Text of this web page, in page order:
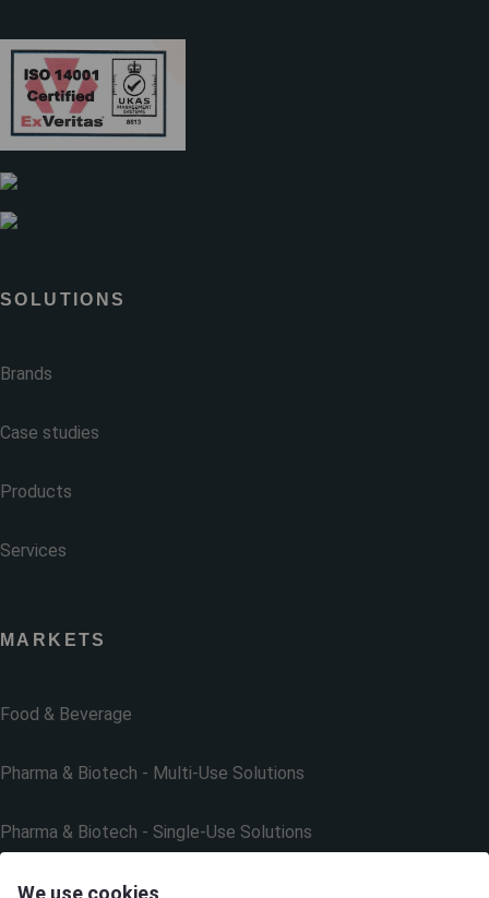
SOLUTIONS
Brands
Case studies
Products
Services
MARKETS
Food & Beverage
Pharma & Biotech - Multi-Use Solutions
Pharma & Biotech - Single-Use Solutions
Cleanroom